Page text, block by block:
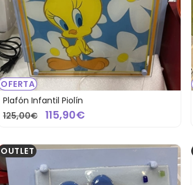
OFERTA
Plafón Infantil Piolín
125,00€
115,90€
OUTLET